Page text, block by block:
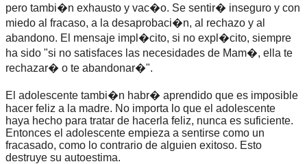
pero tambi�n exhausto y vac�o. Se sentir� inseguro y con
miedo al fracaso, a la desaprobaci�n, al rechazo y al
abandono. El mensaje impl�cito, si no expl�cito, siempre
ha sido "si no satisfaces las necesidades de Mam�, ella te
rechazar� o te abandonar�".
El adolescente tambi�n habr� aprendido que es imposible
hacer feliz a la madre. No importa lo que el adolescente
haya hecho para tratar de hacerla feliz, nunca es suficiente.
Entonces el adolescente empieza a sentirse como un
fracasado, como lo contrario de alguien exitoso. Esto
destruye su autoestima.